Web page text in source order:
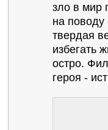
зло в мир
на поводу
твердая
избегать
остро.
героя -